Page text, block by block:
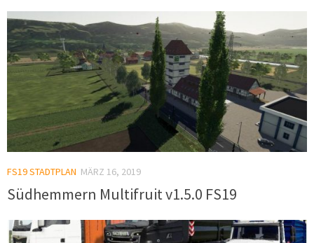
FS19 STADTPLAN MÄRZ 16, 2019
Südhemmern Multifruit v1.5.0 FS19